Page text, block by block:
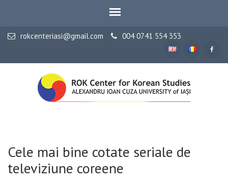
rokcenteriasi@gmail.com 004 0741 554 353
Cele mai bine cotate seriale de
televiziune coreene